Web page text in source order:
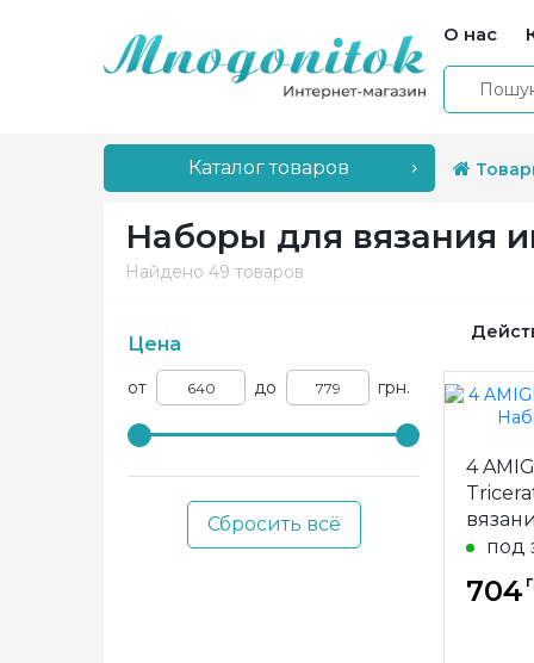
О нас
Каталог товаров
Наборы для вязания
Найдено 49 товаров
Цена
от до грн.
Сбросить всё
4
под
704